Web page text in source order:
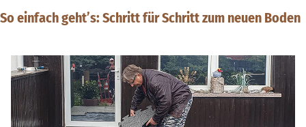
So einfach geht’s: Schritt für Schritt zum neuen Boden